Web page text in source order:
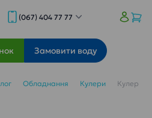
(067) 404 77 77
Замовити воду
Обладнання Кулери
Кулер